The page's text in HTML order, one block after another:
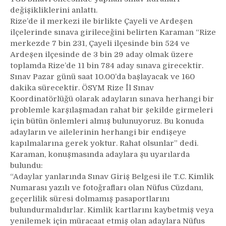
12
Mart
pazar
günü
yapılacak
YGS
Sınavı
öncesinde
uyarılarda
bulundu
değişikliklerini anlattı.
Rize’de il merkezi ile birlikte Çayeli ve Ardeşen
ilçelerinde sınava girileceğini belirten Karaman “Rize
merkezde 7 bin 231, Çayeli ilçesinde bin 524 ve
Ardeşen ilçesinde de 3 bin 29 aday olmak üzere
toplamda Rize’de 11 bin 784 aday sınava girecektir.
Sınav Pazar günü saat 10.00’da başlayacak ve 160
dakika sürecektir. ÖSYM Rize İl Sınav
Koordinatörlüğü olarak adayların sınava herhangi bir
problemle karşılaşmadan rahat bir şekilde girmeleri
için bütün önlemleri almış bulunuyoruz. Bu konuda
adayların ve ailelerinin herhangi bir endişeye
kapılmalarına gerek yoktur. Rahat olsunlar” dedi.
Karaman, konuşmasında adaylara şu uyarılarda
bulundu:
“Adaylar yanlarında Sınav Giriş Belgesi ile T.C. Kimlik
Numarası yazılı ve fotoğrafları olan Nüfus Cüzdanı,
geçerlilik süresi dolmamış pasaportlarını
bulundurmalıdırlar. Kimlik kartlarını kaybetmiş veya
yenilemek için müracaat etmiş olan adaylara Nüfus